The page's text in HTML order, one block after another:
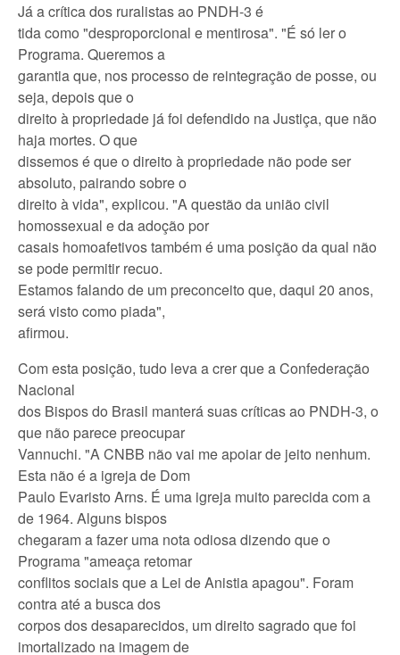
Já a crítica dos ruralistas ao PNDH-3 é
tida como "desproporcional e mentirosa". "É só ler o
Programa. Queremos a
garantia que, nos processo de reintegração de posse, ou
seja, depois que o
direito à propriedade já foi defendido na Justiça, que não
haja mortes. O que
dissemos é que o direito à propriedade não pode ser
absoluto, pairando sobre o
direito à vida", explicou. "A questão da união civil
homossexual e da adoção por
casais homoafetivos também é uma posição da qual não
se pode permitir recuo.
Estamos falando de um preconceito que, daqui 20 anos,
será visto como piada",
afirmou.
Com esta posição, tudo leva a crer que a Confederação
Nacional
dos Bispos do Brasil manterá suas críticas ao PNDH-3, o
que não parece preocupar
Vannuchi. "A CNBB não vai me apoiar de jeito nenhum.
Esta não é a igreja de Dom
Paulo Evaristo Arns. É uma igreja muito parecida com a
de 1964. Alguns bispos
chegaram a fazer uma nota odiosa dizendo que o
Programa "ameaça retomar
conflitos sociais que a Lei de Anistia apagou". Foram
contra até a busca dos
corpos dos desaparecidos, um direito sagrado que foi
imortalizado na imagem de